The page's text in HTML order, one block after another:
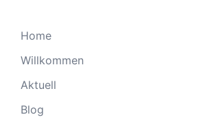
Home
Willkommen
Aktuell
Blog